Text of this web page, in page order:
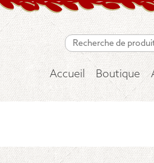
Accueil Boutique